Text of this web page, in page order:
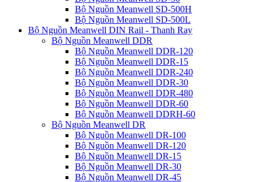
Bộ Nguồn Meanwell SD-500H
Bộ Nguồn Meanwell SD-500L
Bộ Nguồn Meanwell DIN Rail - Thanh Ray
Bộ Nguồn Meanwell DDR
Bộ Nguồn Meanwell DDR-120
Bộ Nguồn Meanwell DDR-15
Bộ Nguồn Meanwell DDR-240
Bộ Nguồn Meanwell DDR-30
Bộ Nguồn Meanwell DDR-480
Bộ Nguồn Meanwell DDR-60
Bộ Nguồn Meanwell DDRH-60
Bộ Nguồn Meanwell DR
Bộ Nguồn Meanwell DR-100
Bộ Nguồn Meanwell DR-120
Bộ Nguồn Meanwell DR-15
Bộ Nguồn Meanwell DR-30
Bộ Nguồn Meanwell DR-45